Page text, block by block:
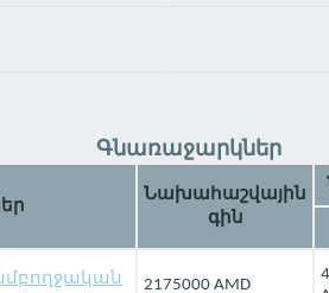
Գնառաջարկներ
Նախահաշվային
գին
2175000 AMD